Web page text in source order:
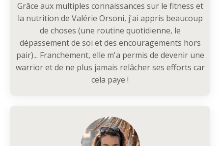
Grâce aux multiples connaissances sur le fitness et
la nutrition de Valérie Orsoni, j'ai appris beaucoup
de choses (une routine quotidienne, le
dépassement de soi et des encouragements hors
pair)... Franchement, elle m'a permis de devenir une
warrior et de ne plus jamais relâcher ses efforts car
cela paye !